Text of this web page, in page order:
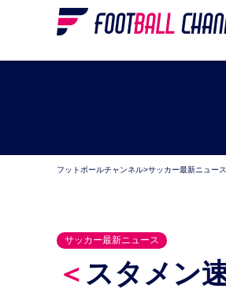
フットボールチャンネル>サッカー最新ニュース
サッカー最新ニュース
＜スタメン速報＞ドイツ代表、デンマーク戦の先発